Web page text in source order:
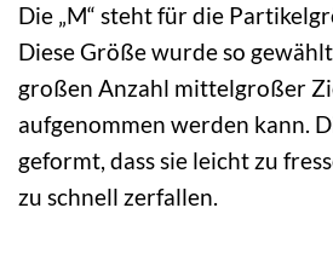
Die „M“ steht für die
Diese Größe wurde so
großen Anzahl mittelgroßer
aufgenommen werden kann.
geformt, dass sie leicht zu
zu schnell zerfallen.